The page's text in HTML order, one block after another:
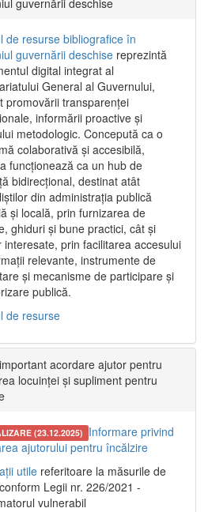
guvernării deschise
de resurse bibliografice în
guvernării deschise reprezintă
digital integrat al
General al Guvernului,
promovării transparenței
informării proactive și
metodologic. Concepută ca o
colaborativă și accesibilă,
funcționează ca un hub de
bidirecțional, destinat atât
din administrația publică
și locală, prin furnizarea de
ghiduri și bune practici, cât și
interesate, prin facilitarea accesului
relevante, instrumente de
și mecanisme de participare și
publică.
de resurse
acordare ajutor pentru
locuinței și supliment pentru
(23.12.2025) Informare privind
ajutorului pentru încălzire
utile referitoare la măsurile de
Legii nr. 226/2021 -
vulnerabil